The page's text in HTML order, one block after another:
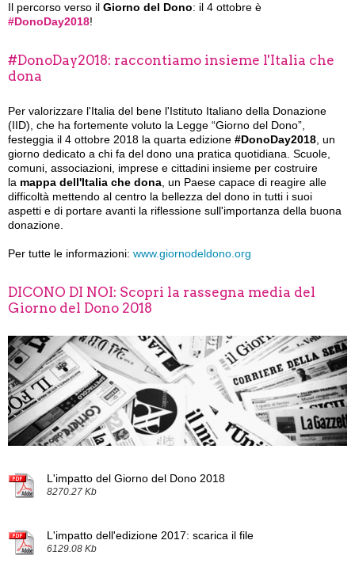
Il percorso verso il Giorno del Dono: il 4 ottobre è
#DonoDay2018!
#DonoDay2018: raccontiamo insieme l'Italia che
dona
Per valorizzare l'Italia del bene l'Istituto Italiano della Donazione
(IID), che ha fortemente voluto la Legge “Giorno del Dono”,
festeggia il 4 ottobre 2018 la quarta edizione #DonoDay2018 , un
giorno dedicato a chi fa del dono una pratica quotidiana. Scuole,
comuni, associazioni, imprese e cittadini insieme per costruire
la mappa dell'Italia che dona , un Paese capace di reagire alle
difficoltà mettendo al centro la bellezza del dono in tutti i suoi
aspetti e di portare avanti la riflessione sull'importanza della buona
donazione.
Per tutte le informazioni: www.giornodeldono.org
DICONO DI NOI: Scopri la rassegna media del
Giorno del Dono 2018
L'impatto del Giorno del Dono 2018
8270.27 Kb
L'impatto dell'edizione 2017: scarica il file
6129.08 Kb